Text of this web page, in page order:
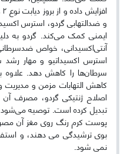
و ضدالتهابی گردو، استرس
ایمنی کمک می‌کند. گردو به
آنتی‌اکسیدانی، خواص
استرس اکسیداتیو و مهار رشد
سرطان‌ها را کاهش دهد. علاوه
کاهش التهابات مزمن و مدیریت
اصلاح ژنتیکی گردو، مصرف
پوست کرم رنگ روی مغز آن
بوی ترشیدگی می دهند، و
نمی شود.